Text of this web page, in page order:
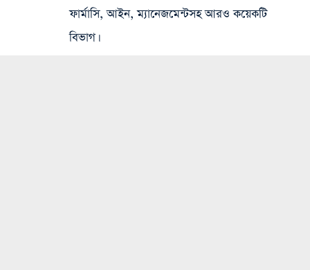
ফার্মাসি, আইন, ম্যানেজমেন্টসহ আরও কয়েকটি
বিভাগ।